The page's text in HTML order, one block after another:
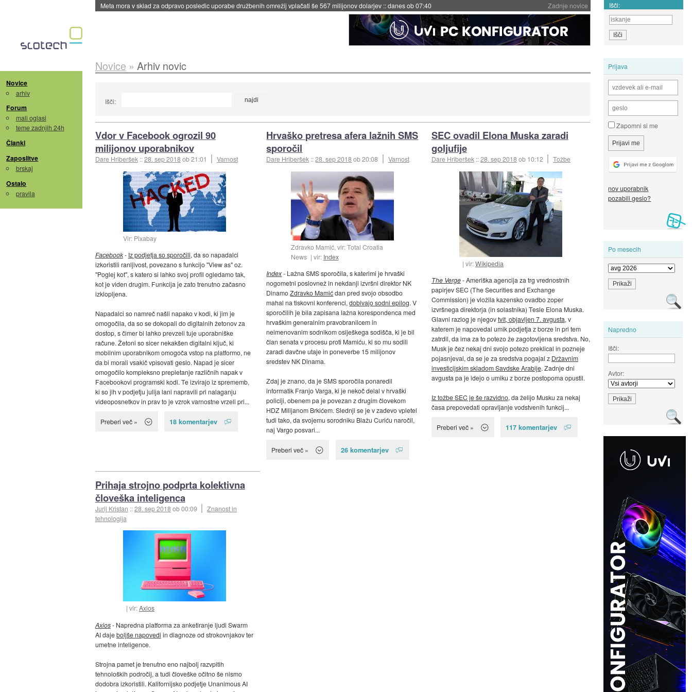
Zadnje novice
Meta mora v sklad za odpravo posledic uporabe družbenih omrežij vplačati še 567 milijonov dolarjev ::danes ob 07:40 Išči:
Novice
arhiv
Forum
mali oglasi
teme zadnjih 24h
Članki
Zaposlitve
brskaj
Ostalo
pravila
Prijava
Zapomni si me
nov uporabnik
pozabili geslo?
Po mesecih
Napredno
Išči:
Avtor:
Novice » Arhiv novic
Išči:
Vdor v Facebook ogrozil 90
milijonov uporabnikov
Dare Hriberšek ::28. sep 2018ob 21:01 Varnost
Vir: Pixabay
Facebook- Iz podjetja so sporočili, da so napadalci
izkoristili ranljivost, povezano s funkcijo "View as" oz.
"Poglej kot", s katero si lahko svoj profil ogledamo tak,
kot je viden drugim. Funkcija je zato trenutno začasno
izklopljena.
Napadalci so namreč našli napako v kodi, ki jim je
omogočila, da so se dokopali do digitalnih žetonov za
dostop, s čimer bi lahko prevzeli tuje uporabniške
račune. Žetoni so sicer nekakšen digitalni ključ, ki
mobilnim uporabnikom omogoča vstop na platformo, ne
da bi morali vsakič vpisovati geslo. Napad je sicer
omogočilo kompleksno prepletanje različnih napak v
Facebookovi programski kodi. Te izvirajo iz sprememb,
ki so jih v podjetju julija lani napravili pri nalaganju
videoposnetkov in prav to je vzrok varnostne vrzeli pri...
Preberi več » 18 komentarjev
Hrvaško pretresa afera lažnih SMS
sporočil
Dare Hriberšek ::28. sep 2018ob 20:08 Varnost
Zdravko Mamić, vir: Total Croatia
News
vir: Index
Index- Lažna SMS sporočila, s katerimi je hrvaški
nogometni poslovnež in nekdanji izvršni direktor NK
DinamoZdravko Mamićdan pred svojo obsodbo
mahal na tiskovni konferenci,dobivajo sodni epilog. V
sporočilih je bila zapisana lažna korespondenca med
hrvaškim generalnim pravobranilcem in
neimenovanim sodnikom osiješkega sodišča, ki je bil
član senata v procesu proti Mamiću, ki so mu sodili
zaradi davčne utaje in poneverbe 15 milijonov
sredstev NK Dinama.
Zdaj je znano, da je SMS sporočila ponaredil
informatik Franjo Varga, ki je nekoč delal v hrvaški
policiji, obenem pa je povezan z drugim človekom
HDZ Milijanom Brkićem. Slednji se je v zadevo vpletel
tudi tako, da svojemu sorodniku Blažu Curiću naročil,
naj Vargo posvari...
Preberi več » 26 komentarjev
SEC ovadil Elona Muska zaradi
goljufije
Dare Hriberšek ::28. sep 2018ob 10:12 Tožbe
vir:Wikipedia
The Verge- Ameriška agencija za trg vrednostnih
papirjev SEC (The Securities and Exchange
Commission) je vložila kazensko ovadbo zoper
izvršnega direktorja (in solastnika) Tesle Elona Muska.
Glavni razlog je njegovtvit, objavljen 7. avgusta, v
katerem je napovedal umik podjetja z borze in pri tem
zatrdil, da ima za to potezo že zagotovljena sredstva. No,
Musk je čez nekaj dni svojo potezo preklical in pozneje
pojasnjeval, da se je za sredstva pogajal z Državnim
investicijskim skladom Savdske Arabije. Zadnje dni
avgusta pa je idejo o umiku z borze postopoma opustil.
Iz tožbe SEC je še razvidno, da želijo Musku za nekaj
časa prepovedati opravljanje vodstvenih funkcij...
Preberi več » 117 komentarjev
Prihaja strojno podprta kolektivna
človeška inteligenca
Jurij Kristan ::28. sep 2018ob 00:09
Znanost in
tehnologija
vir:Axios
Axios- Napredna platforma za anketiranje ljudi Swarm
AI dajeboljše napovedi in diagnoze od strokovnjakov ter
umetne inteligence.
Strojna pamet je trenutno eno najbolj razvpitih
tehnoloških področij, a tudi človeške očitno še nismo
dodobra izkoristili. Kalifornijsko podjetje Unanimous AI